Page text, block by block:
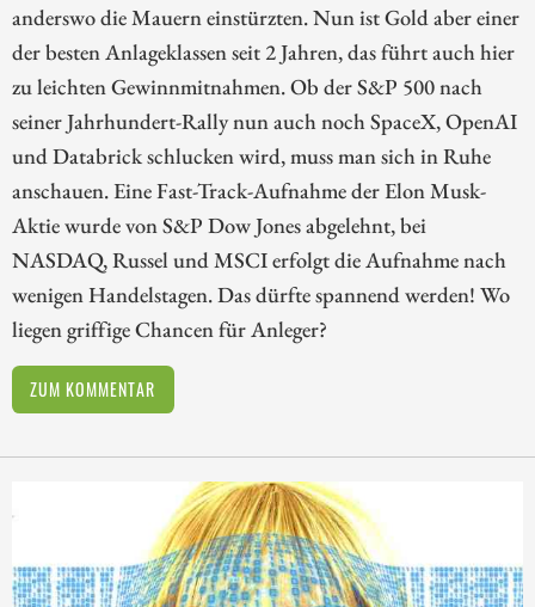
anderswo die Mauern einstürzten. Nun ist Gold aber einer
der besten Anlageklassen seit 2 Jahren, das führt auch hier
zu leichten Gewinnmitnahmen. Ob der S&P 500 nach
seiner Jahrhundert-Rally nun auch noch SpaceX, OpenAI
und Databrick schlucken wird, muss man sich in Ruhe
anschauen. Eine Fast-Track-Aufnahme der Elon Musk-
Aktie wurde von S&P Dow Jones abgelehnt, bei
NASDAQ, Russel und MSCI erfolgt die Aufnahme nach
wenigen Handelstagen. Das dürfte spannend werden! Wo
liegen griffige Chancen für Anleger?
ZUM KOMMENTAR